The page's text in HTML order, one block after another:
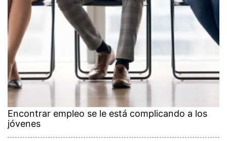
Encontrar empleo se le está complicando a los
jóvenes